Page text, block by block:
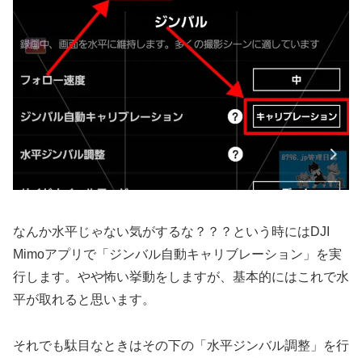
なんか水平じゃない気がするな？？？という時にはDJI
Mimoアプリで「ジンバル自動キャリブレーション」を実
行します。やや怖い挙動をしますが、基本的にはこれで水
平が取れると思います。
それでも駄目なときはその下の「水平ジンバル調整」を行